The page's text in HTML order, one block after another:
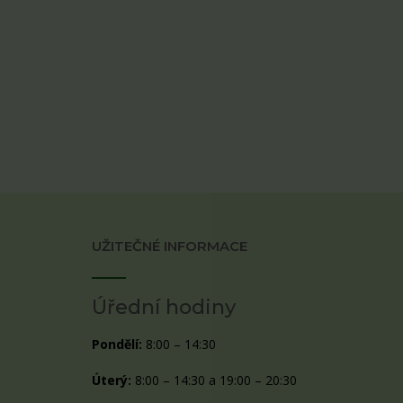
UŽITEČNÉ INFORMACE
Úřední hodiny
Pondělí: 8:00 – 14:30
Úterý: 8:00 – 14:30 a 19:00 – 20:30